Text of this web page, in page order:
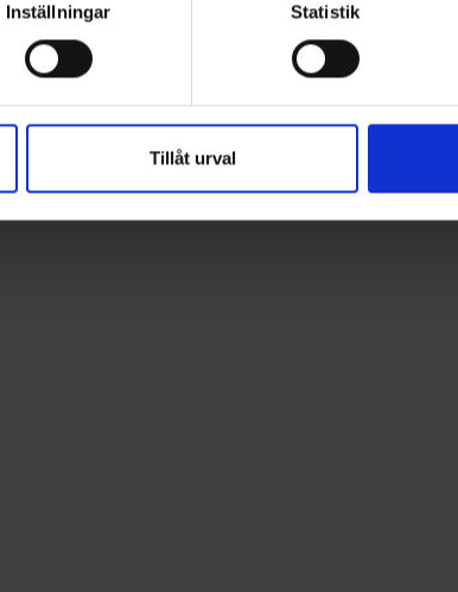
Inställningar Statistik
Tillåt urval
Für mehr Inspiration!
Folgen Sie uns auf Instagram @engelsons_europe